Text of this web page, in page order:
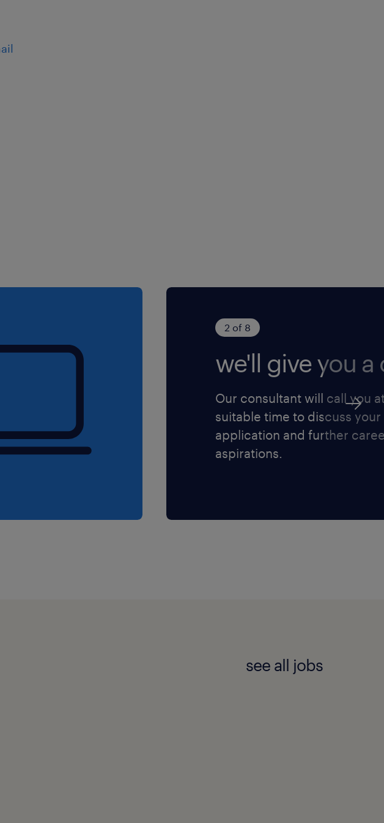
profitez d'un parking gratuit mis à
cet établissement ?
en pleine croissance, où vous
2 of 8
we'll give you a
Our consultant will call you
suitable time to discuss your
application and further
aspirations.
see all jobs